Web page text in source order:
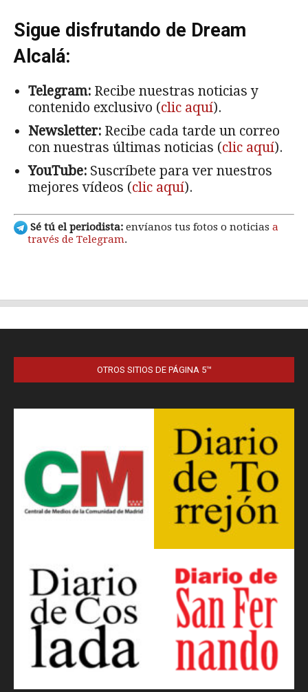
OTROS SITIOS DE PÁGINA 5™